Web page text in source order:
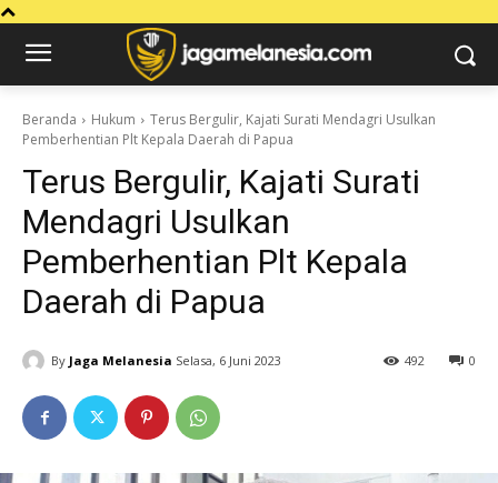
Beranda Hukum
Terus Bergulir, Kajati Surati Mendagri Usulkan
Pemberhentian Plt Kepala Daerah di Papua
Terus Bergulir, Kajati Surati
Mendagri Usulkan
Pemberhentian Plt Kepala
Daerah di Papua
By Jaga Melanesia Selasa, 6 Juni 2023 0
492